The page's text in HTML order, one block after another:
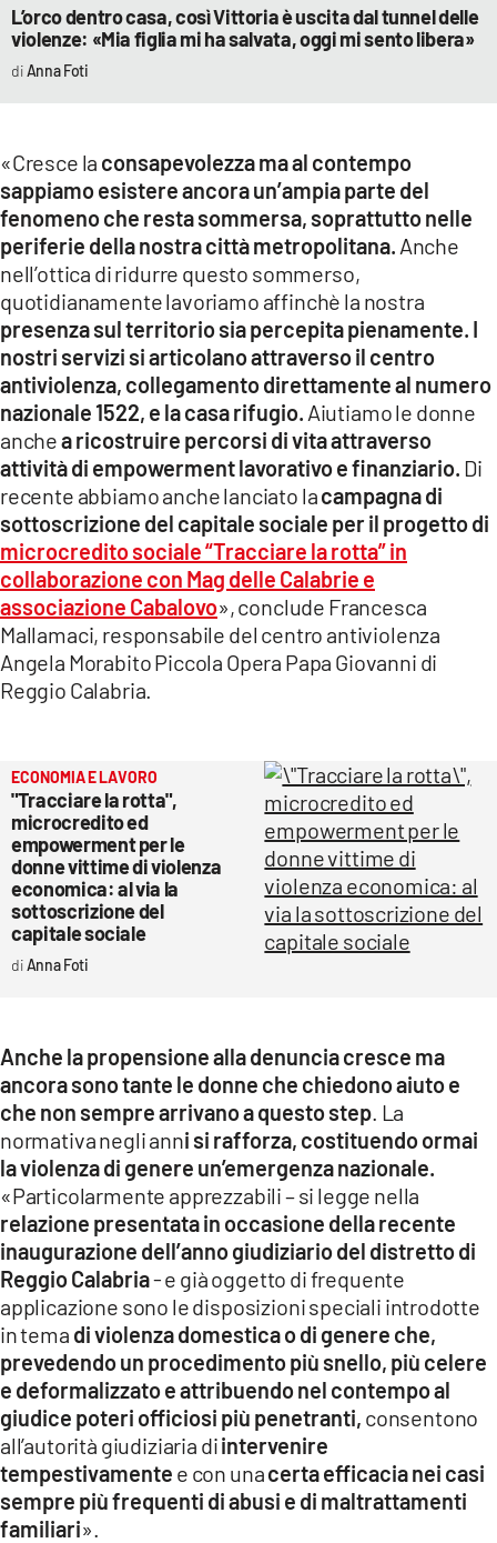
L’orco dentro casa, così Vittoria è uscita dal tunnel delle
violenze: «Mia figlia mi ha salvata, oggi mi sento libera»
Anna Foti
«Cresce la consapevolezza ma al contempo
sappiamo esistere ancora un’ampia parte del
fenomeno che resta sommersa, soprattutto nelle
periferie della nostra città metropolitana. Anche
nell’ottica di ridurre questo sommerso,
quotidianamente lavoriamo affinchè la nostra
presenza sul territorio sia percepita pienamente. I
nostri servizi si articolano attraverso il centro
antiviolenza, collegamento direttamente al numero
nazionale 1522, e la casa rifugio. Aiutiamo le donne
anchea ricostruire percorsi di vita attraverso
attività di empowerment lavorativo e finanziario. Di
recente abbiamo anche lanciato lacampagna di
sottoscrizione del capitale sociale per il progetto di
microcredito sociale “Tracciare la rotta” in
collaborazione con Mag delle Calabrie e
associazione Cabalovo», conclude Francesca
Mallamaci, responsabile del centro antiviolenza
Angela Morabito Piccola Opera Papa Giovanni di
Reggio Calabria.
ECONOMIA E LAVORO
"Tracciare la rotta",
microcredito ed
empowerment per le
donne vittime di violenza
economica: al via la
sottoscrizione del
capitale sociale
Anna Foti
Anche la propensione alla denuncia cresce ma
ancora sono tante le donne che chiedono aiuto e
che non sempre arrivano a questo step . La
normativa negli anni si rafforza, costituendo ormai
la violenza di genere un’emergenza nazionale.
«Particolarmente apprezzabili – si legge nella
relazione presentata in occasione della recente
inaugurazione dell’anno giudiziario del distretto di
Reggio Calabria- e già oggetto di frequente
applicazione sono le disposizioni speciali introdotte
in tema di violenza domestica o di genere che,
prevedendo un procedimento più snello, più celere
e deformalizzato e attribuendo nel contempo al
giudice poteri officiosi più penetranti, consentono
all’autorità giudiziaria diintervenire
tempestivamente e con unacerta efficacia nei casi
sempre più frequenti di abusi e di maltrattamenti
familiari».